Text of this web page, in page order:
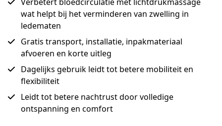
wat helpt bij het verminderen van zwelling in
ledematen
Gratis transport, installatie, inpakmateriaal
afvoeren en korte uitleg
Dagelijks gebruik leidt tot betere mobiliteit en
flexibiliteit
Leidt tot betere nachtrust door volledige
ontspanning en comfort